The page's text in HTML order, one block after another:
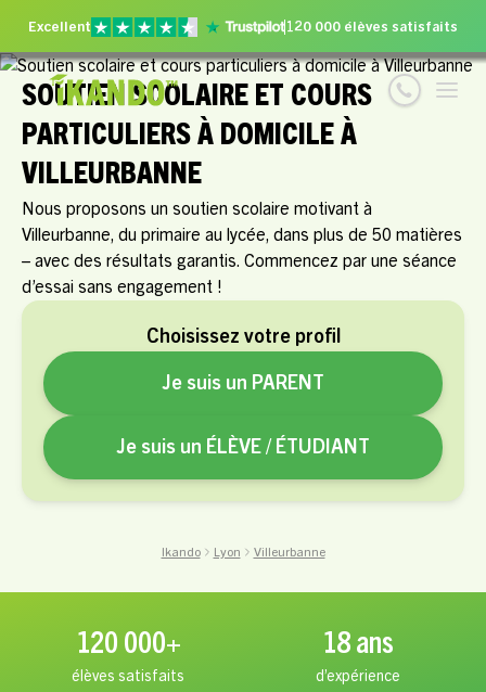
Excellent 120 000 élèves satisfaits
Ikando Lyon Villeurbanne
SOUTIEN SCOLAIRE ET COURS
PARTICULIERS À DOMICILE À
VILLEURBANNE
Nous proposons un soutien scolaire motivant à
Villeurbanne, du primaire au lycée, dans plus de 50 matières
– avec des résultats garantis. Commencez par une séance
d’essai sans engagement !
Choisissez votre profil
Je suis un PARENT
Je suis un ÉLÈVE / ÉTUDIANT
120 000+
élèves satisfaits
18 ans
d’expérience